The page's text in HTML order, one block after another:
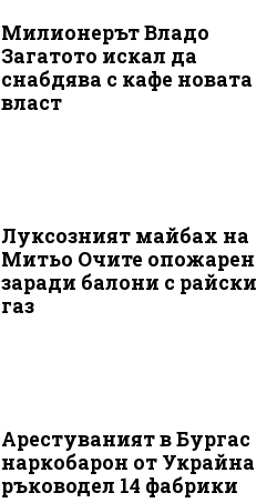
Милионерът Владо
Загатото искал да
снабдява с кафе новата
власт
Луксозният майбах на
Митьо Очите опожарен
заради балони с райски
газ
Арестуваният в Бургас
наркобарон от Украйна
ръководел 14 фабрики